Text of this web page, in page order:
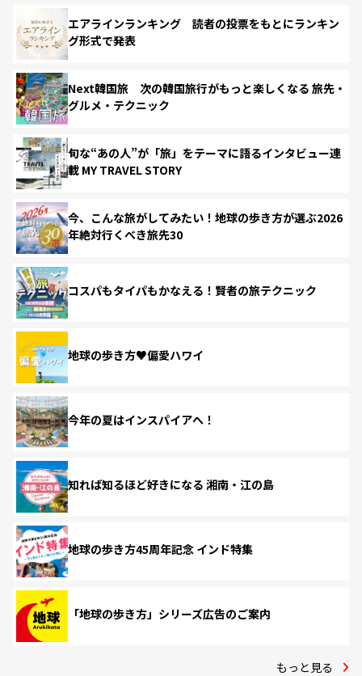
エアラインランキング 読者の投票をもとにランキン
グ形式で発表
Next韓国旅 次の韓国旅行がもっと楽しくなる 旅先・
グルメ・テクニック
旬な“あの人”が「旅」をテーマに語るインタビュー連
載 MY TRAVEL STORY
今、こんな旅がしてみたい！地球の歩き方が選ぶ2026
年絶対行くべき旅先30
コスパもタイパもかなえる！賢者の旅テクニック
地球の歩き方♥偏愛ハワイ
今年の夏はインスパイアへ！
知れば知るほど好きになる 湘南・江の島
地球の歩き方45周年記念 インド特集
「地球の歩き方」シリーズ広告のご案内
もっと見る